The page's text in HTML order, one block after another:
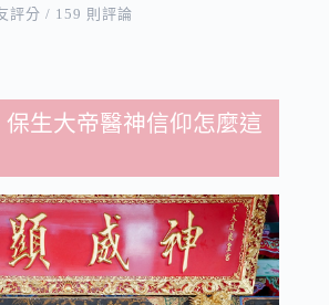
評分 / 159 則評論
生大帝醫神信仰怎麼這